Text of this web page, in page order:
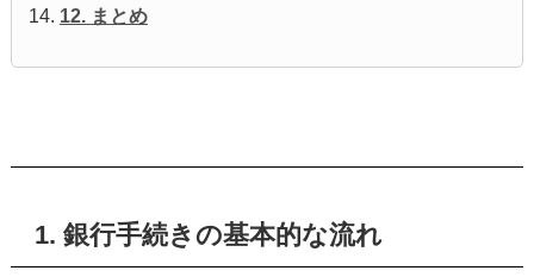
12. まとめ
1. 銀行手続きの基本的な流れ